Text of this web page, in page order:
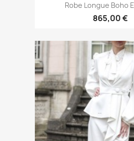
Robe Longue Boho
865,00 €